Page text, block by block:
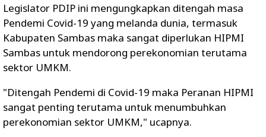
Legislator PDIP ini mengungkapkan ditengah masa
Pendemi Covid-19 yang melanda dunia, termasuk
Kabupaten Sambas maka sangat diperlukan HIPMI
Sambas untuk mendorong perekonomian terutama
sektor UMKM.
"Ditengah Pendemi di Covid-19 maka Peranan HIPMI
sangat penting terutama untuk menumbuhkan
perekonomian sektor UMKM," ucapnya.